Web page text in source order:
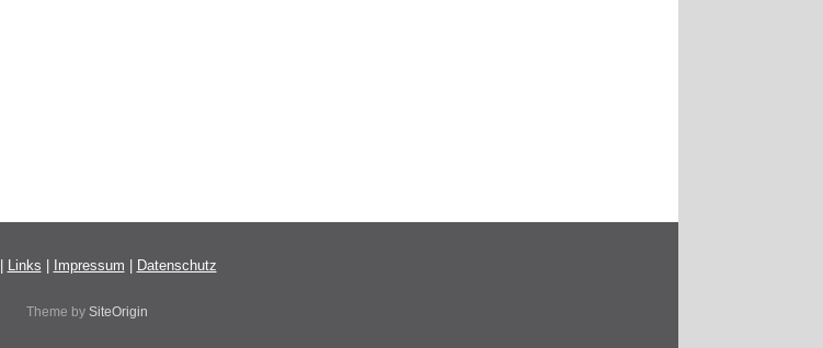
Links Impressum Datenschutz
Theme by SiteOrigin